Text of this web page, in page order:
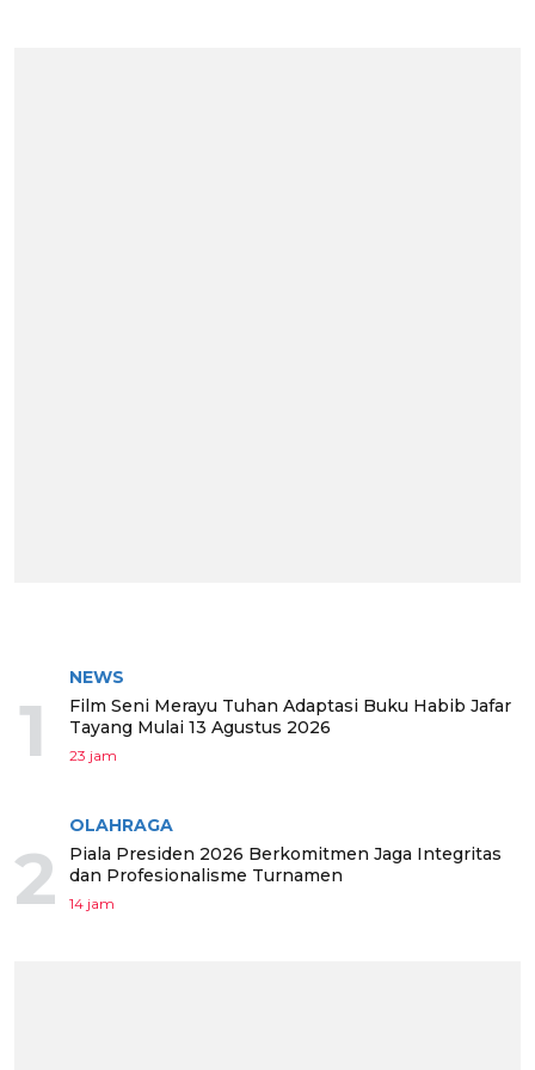
1
NEWS
Film Seni Merayu Tuhan Adaptasi Buku Habib Jafar
Tayang Mulai 13 Agustus 2026
23 jam
2
OLAHRAGA
Piala Presiden 2026 Berkomitmen Jaga Integritas
dan Profesionalisme Turnamen
14 jam